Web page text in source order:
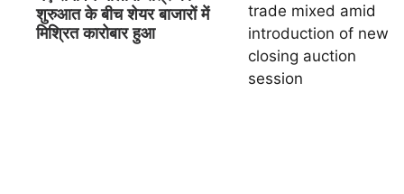
शुरुआत के बीच शेयर बाजारों में
मिश्रित कारोबार हुआ